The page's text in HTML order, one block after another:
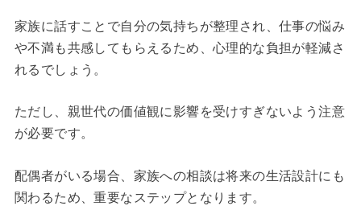
家族に話すことで自分の気持ちが整理され、仕事の悩み
や不満も共感してもらえるため、心理的な負担が軽減さ
れるでしょう。
ただし、親世代の価値観に影響を受けすぎないよう注意
が必要です。
配偶者がいる場合、家族への相談は将来の生活設計にも
関わるため、重要なステップとなります。